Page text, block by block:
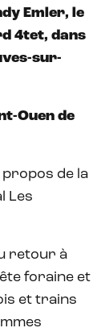
Emler, le
4tet, dans
sur-
Ouen de
propos de la
Les
retour à
foraine et
et trains